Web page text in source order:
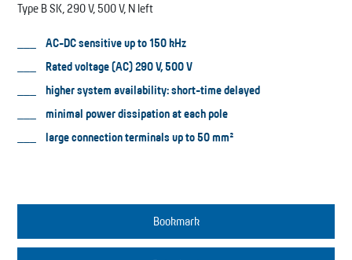
Type B SK, 290 V, 500 V, N left
AC-DC sensitive up to 150 kHz
Rated voltage (AC) 290 V, 500 V
higher system availability: short-time delayed
minimal power dissipation at each pole
large connection terminals up to 50 mm²
Bookmark